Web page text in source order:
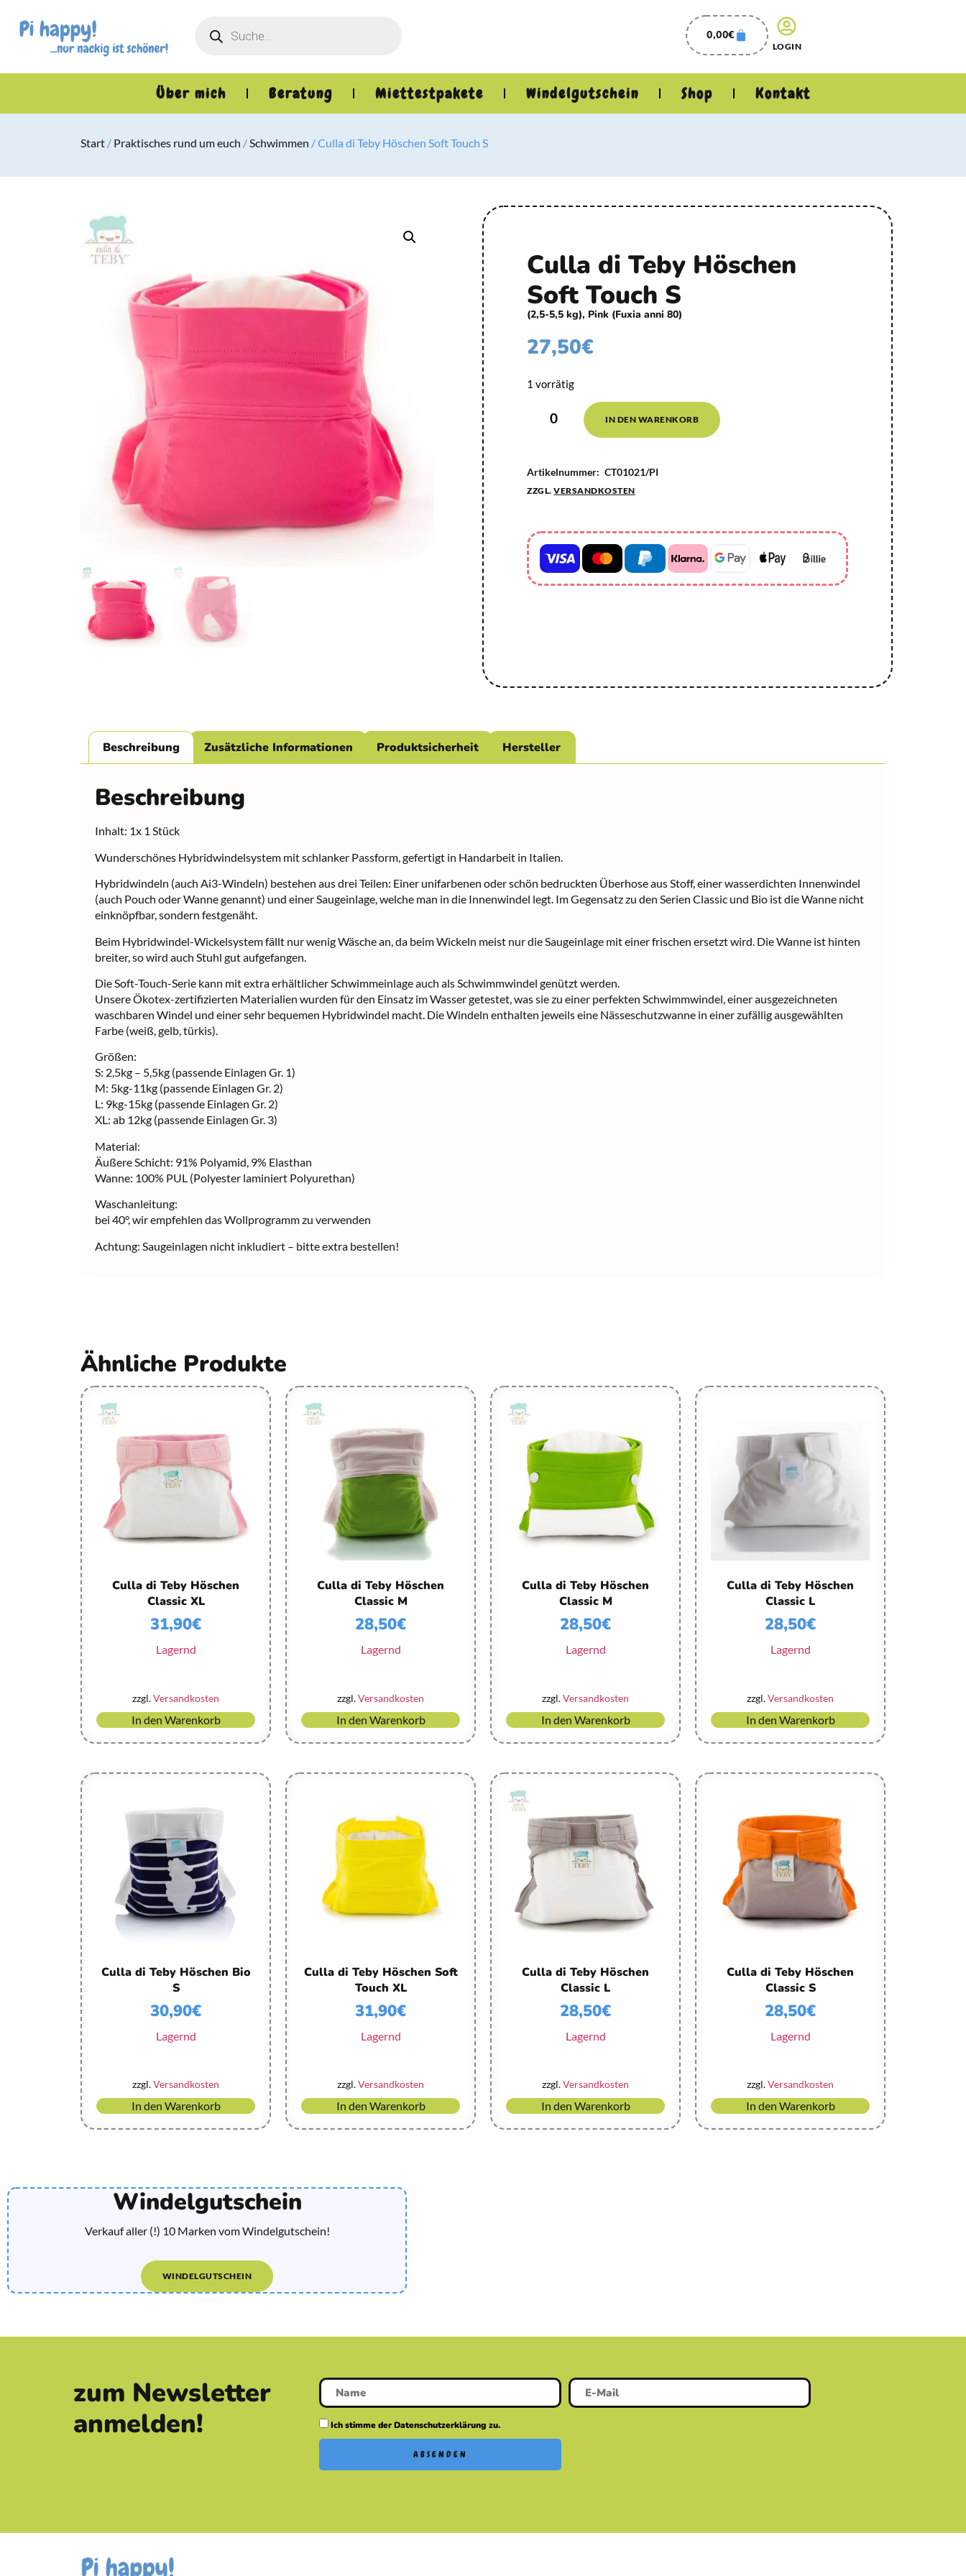
0,00€
LOGIN
Über mich Beratung Miettestpakete Windelgutschein Shop Kontakt
Start / Praktisches rund um euch /Schwimmen / Culla di Teby Höschen Soft Touch S
Culla di Teby Höschen
Soft Touch S
(2,5-5,5 kg), Pink (Fuxia anni 80)
27,50€
1 vorrätig
IN DEN WARENKORB
Artikelnummer: CT01021/PI
ZZGL.VERSANDKOSTEN
Beschreibung Zusätzliche Informationen Produktsicherheit Hersteller
Beschreibung
Inhalt: 1x 1 Stück
Wunderschönes Hybridwindelsystem mit schlanker Passform, gefertigt in Handarbeit in Italien.
Hybridwindeln (auch Ai3-Windeln) bestehen aus drei Teilen: Einer unifarbenen oder schön bedruckten Überhose aus Stoff, einer wasserdichten Innenwindel
(auch Pouch oder Wanne genannt) und einer Saugeinlage, welche man in die Innenwindel legt. Im Gegensatz zu den Serien Classic und Bio ist die Wanne nicht
einknöpfbar, sondern festgenäht.
Beim Hybridwindel-Wickelsystem fällt nur wenig Wäsche an, da beim Wickeln meist nur die Saugeinlage mit einer frischen ersetzt wird. Die Wanne ist hinten
breiter, so wird auch Stuhl gut aufgefangen.
Die Soft-Touch-Serie kann mit extra erhältlicher Schwimmeinlage auch als Schwimmwindel genützt werden.
Unsere Ökotex-zertifizierten Materialien wurden für den Einsatz im Wasser getestet, was sie zu einer perfekten Schwimmwindel, einer ausgezeichneten
waschbaren Windel und einer sehr bequemen Hybridwindel macht. Die Windeln enthalten jeweils eine Nässeschutzwanne in einer zufällig ausgewählten
Farbe (weiß, gelb, türkis).
Größen:
S: 2,5kg – 5,5kg (passende Einlagen Gr. 1)
M: 5kg-11kg (passende Einlagen Gr. 2)
L: 9kg-15kg (passende Einlagen Gr. 2)
XL: ab 12kg (passende Einlagen Gr. 3)
Material:
Äußere Schicht: 91% Polyamid, 9% Elasthan
Wanne: 100% PUL (Polyester laminiert Polyurethan)
Waschanleitung:
bei 40°, wir empfehlen das Wollprogramm zu verwenden
Achtung: Saugeinlagen nicht inkludiert – bitte extra bestellen!
Ähnliche Produkte
Culla di Teby Höschen
Classic XL
31,90€
Lagernd
zzgl.Versandkosten
In den Warenkorb
Culla di Teby Höschen
Classic M
28,50€
Lagernd
zzgl.Versandkosten
In den Warenkorb
Culla di Teby Höschen
Classic M
28,50€
Lagernd
zzgl.Versandkosten
In den Warenkorb
Culla di Teby Höschen
Classic L
28,50€
Lagernd
zzgl.Versandkosten
In den Warenkorb
Culla di Teby Höschen Bio
S
30,90€
Lagernd
zzgl.Versandkosten
In den Warenkorb
Culla di Teby Höschen Soft
Touch XL
31,90€
Lagernd
zzgl.Versandkosten
In den Warenkorb
Culla di Teby Höschen
Classic L
28,50€
Lagernd
zzgl.Versandkosten
In den Warenkorb
Culla di Teby Höschen
Classic S
28,50€
Lagernd
zzgl.Versandkosten
In den Warenkorb
Windelgutschein
Verkauf aller (!) 10 Marken vom Windelgutschein!
WINDELGUTSCHEIN
zum Newsletter
anmelden!
Ich stimme der Datenschutzerklärung zu.
ABSENDEN